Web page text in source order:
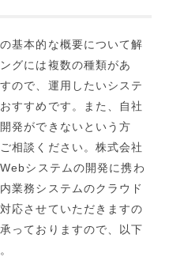
基本的な概要について解
グには複数の種類があ
ので、運用したいシステ
すすめです。また、自社
発ができないという方
相談ください。株式会社
システムの開発に携わ
業務システムのクラウド
応させていただきますの
っておりますので、以下